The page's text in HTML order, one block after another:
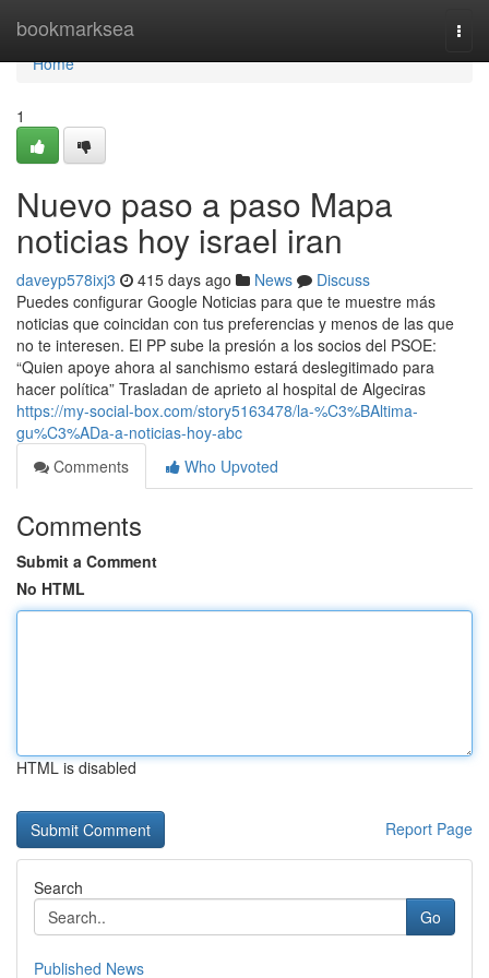
bookmarksea
Home
Home
1
Nuevo paso a paso Mapa
noticias hoy israel iran
daveyp578ixj3 415 days ago News
Discuss
Puedes configurar Google Noticias para que te muestre más
noticias que coincidan con tus preferencias y menos de las que
no te interesen. El PP sube la presión a los socios del PSOE:
“Quien apoye ahora al sanchismo estará deslegitimado para
hacer política” Trasladan de aprieto al hospital de Algeciras
https://my-social-box.com/story5163478/la-%C3%BAltima-
gu%C3%ADa-a-noticias-hoy-abc
Comments
Who Upvoted
Comments
Submit a Comment
No HTML
HTML is disabled
Report Page
Search
Go
Published News